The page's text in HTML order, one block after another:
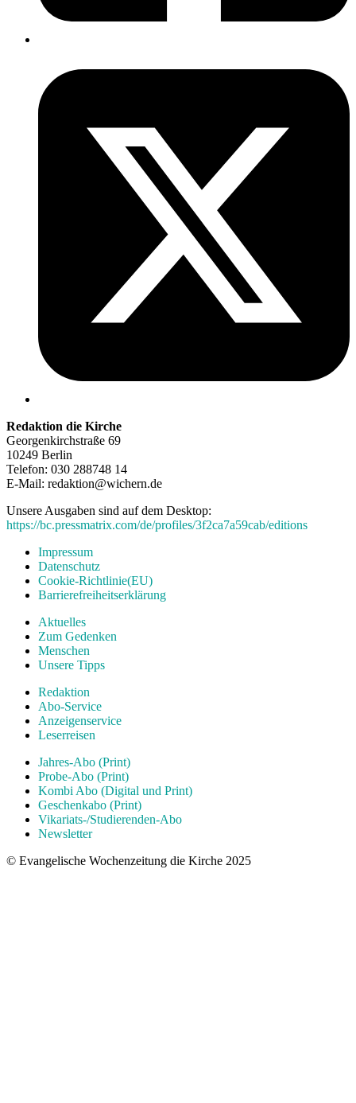
Redaktion die Kirche
Georgenkirchstraße 69
10249 Berlin
Telefon: 030 288748 14
E-Mail: redaktion@wichern.de
Unsere Ausgaben sind auf dem Desktop:
https://bc.pressmatrix.com/de/profiles/3f2ca7a59cab/editions
Impressum
Datenschutz
Cookie-Richtlinie(EU)
Barrierefreiheitserklärung
Aktuelles
Zum Gedenken
Menschen
Unsere Tipps
Redaktion
Abo-Service
Anzeigenservice
Leserreisen
Jahres-Abo (Print)
Probe-Abo (Print)
Kombi Abo (Digital und Print)
Geschenkabo (Print)
Vikariats-/Studierenden-Abo
Newsletter
© Evangelische Wochenzeitung die Kirche 2025